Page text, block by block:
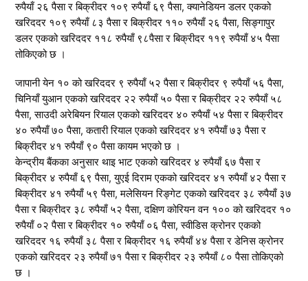
रुपैयाँ २६ पैसा र बिक्रीदर १०९ रुपैयाँ ६९ पैसा, क्यानेडियन डलर एकको
खरिददर १०९ रुपैयाँ ८३ पैसा र बिक्रीदर ११० रुपैयाँ २६ पैसा, सिङ्गापुर
डलर एकको खरिददर ११८ रुपैयाँ ९८पैसा र बिक्रीदर ११९ रुपैयाँ ४५ पैसा
तोकिएको छ ।
जापानी येन १० को खरिददर ९ रुपैयाँ ५२ पैसा र बिक्रीदर ९ रुपैयाँ ५६ पैसा,
चिनियाँ युआन एकको खरिददर २२ रुपैयाँ ५० पैसा र बिक्रीदर २२ रुपैयाँ ५८
पैसा, साउदी अरेबियन रियाल एकको खरिददर ४० रुपैयाँ ५४ पैसा र बिक्रीदर
४० रुपैयाँ ७० पैसा, कतारी रियाल एकको खरिददर ४१ रुपैयाँ ७३ पैसा र
बिक्रीदर ४१ रुपैयाँ ९० पैसा कायम भएको छ ।
केन्द्रीय बैंकका अनुसार थाइ भाट एकको खरिददर ४ रुपैयाँ ६७ पैसा र
बिक्रीदर ४ रुपैयाँ ६९ पैसा, युएई दिराम एकको खरिददर ४१ रुपैयाँ ४२ पैसा र
बिक्रीदर ४१ रुपैयाँ ५९ पैसा, मलेसियन रिङ्गेट एकको खरिददर ३८ रुपैयाँ ३७
पैसा र बिक्रीदर ३८ रुपैयाँ ५२ पैसा, दक्षिण कोरियन वन १०० को खरिददर १०
रुपैयाँ ०२ पैसा र बिक्रीदर १० रुपैयाँ ०६ पैसा, स्वीडिस क्रोनर एकको
खरिददर १६ रुपैयाँ ३८ पैसा र बिक्रीदर १६ रुपैयाँ ४४ पैसा र डेनिस क्रोनर
एकको खरिददर २३ रुपैयाँ ७१ पैसा र बिक्रीदर २३ रुपैयाँ ८० पैसा तोकिएको
छ ।